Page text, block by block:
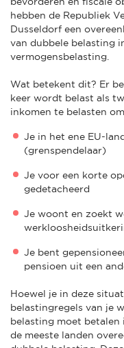
hebben de Republiek
Dusseldorf een
van dubbele belasting
vermogensbelasting.
Wat betekent dit? Er
keer wordt belast als
inkomen te belasten
Je in het ene EU-
(grenspendelaar)
Je voor een korte
gedetacheerd
Je woont en zoekt
Je bent
pensioen uit een
Hoewel je in deze
belastingregels van je
belasting moet betalen
de meeste landen